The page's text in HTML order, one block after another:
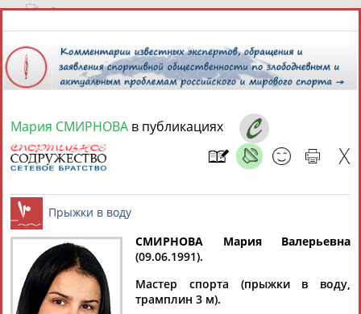
6 августа 2026 года,21:46
Найдено: 13181 Расширенный поиск
Аслаудин
АБАЕВ
Елена
АБАИМОВА
Мария
АБАКУМОВА
АБАЛАКИНА
Мария СМИРНОВА в публикациях
Прыжки в воду
СМИРНОВА Мария Валерьевна
(09.06.1991).
Мастер спорта (прыжки в воду,
трамплин 3 м).